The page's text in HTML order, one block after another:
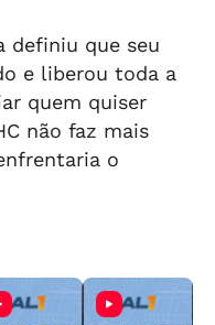
definiu que seu
e liberou toda a
quem quiser
não faz mais
o